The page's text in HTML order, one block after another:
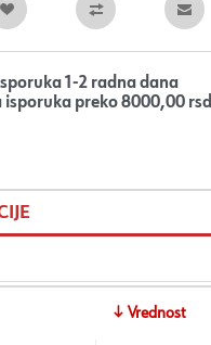
1-2 radna dana
isporuka preko 8000,00 rsd
↓ Vrednost